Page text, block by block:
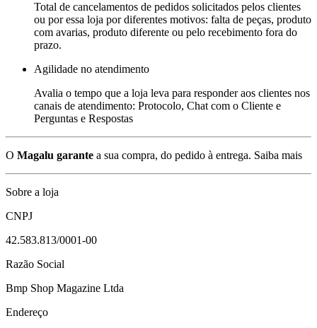
Total de cancelamentos de pedidos solicitados pelos clientes
ou por essa loja por diferentes motivos: falta de peças, produto
com avarias, produto diferente ou pelo recebimento fora do
prazo.
Agilidade no atendimento
Avalia o tempo que a loja leva para responder aos clientes nos
canais de atendimento: Protocolo, Chat com o Cliente e
Perguntas e Respostas
O Magalu garante a sua compra, do pedido à entrega. Saiba mais
Sobre a loja
CNPJ
42.583.813/0001-00
Razão Social
Bmp Shop Magazine Ltda
Endereço